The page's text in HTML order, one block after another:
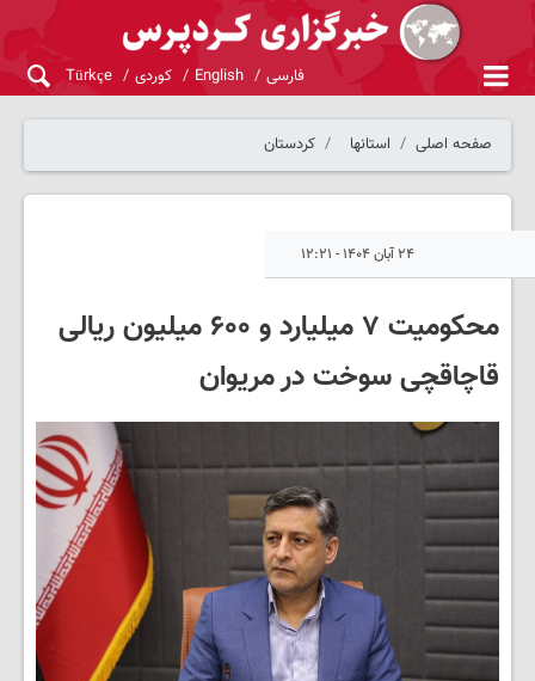
فارسی English کوردی Türkçe
صفحه اصلی استانها کردستان
۲۴ آبان ۱۴۰۴ - ۱۲:۲۱
محکومیت ۷ میلیارد و ۶۰۰ میلیون ریالی
قاچاقچی سوخت در مریوان